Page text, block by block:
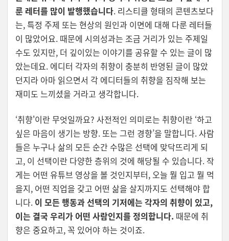
룬 레터를 많이 발행했습니다. 리스티클 형태의 콘텐츠보다
는, 특정 주제 또는 현상의 원인과 이면에 대해 다룬 레터들
이 많았어요. 때문에 시의성과는 조금 거리가 있는 주제일
수도 있지만, 더 깊이있는 이야기를 공유할 수 있는 글이 많
았는데요. 에디터 각자의 취향이 충분히 반영된 글이 많았
던지라 아마 읽으면서 각 에디터들의 취향을 짐작해 보는
재미도 느끼셨을 거라고 생각합니다.
‘취향'이란 무엇일까요? 사전적인 의미로는 취향이란 ‘하고
싶은 마음이 생기는 방향. 또는 그런 경향’을 말합니다. 사람
들은 누구나 삶의 모든 순간 수많은 선택에 맞닥뜨리게 되
고, 이 선택이란 다양한 층위의 것에 해당될 수 있습니다. 작
게는 어떤 유튜브 영상을 볼 것인지부터, 오늘 뭘 입고 뭘 먹
을지, 어떤 직업을 갖고 어떤 삶을 살지까지도 선택해야 합
니다. 이 모든 행동과 선택의 기저에는 각자의 취향이 있고,
이는 결국 우리가 어떤 사람인지를 정의합니다. 때문에 취
향은 중요하고, 꼭 있어야 하는 것이죠.